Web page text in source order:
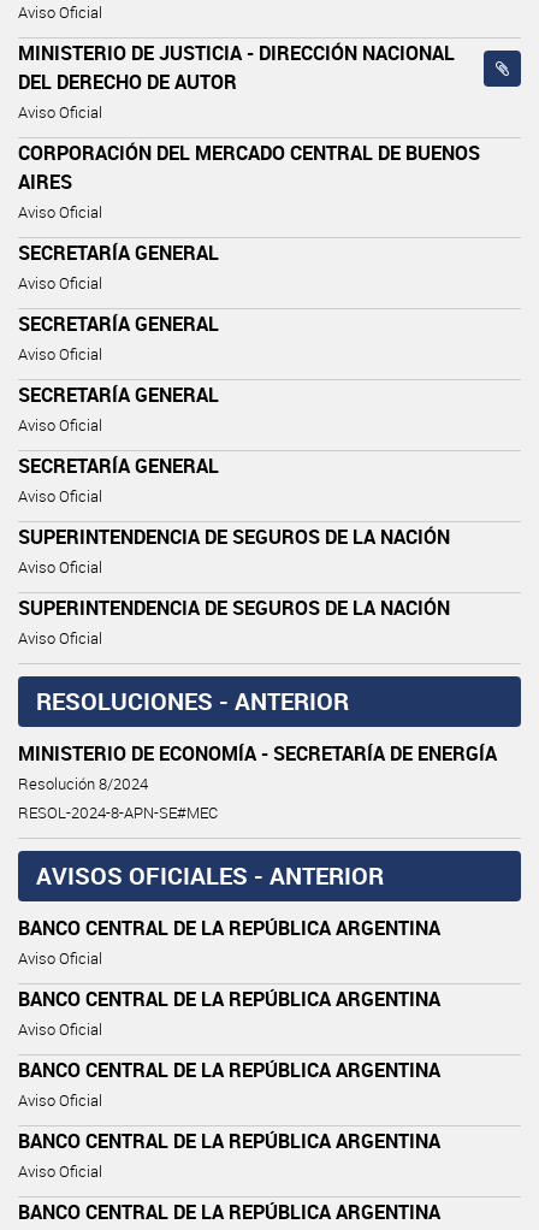
Aviso Oficial
MINISTERIO DE JUSTICIA - DIRECCIÓN NACIONAL
DEL DERECHO DE AUTOR
Aviso Oficial
CORPORACIÓN DEL MERCADO CENTRAL DE BUENOS
AIRES
Aviso Oficial
SECRETARÍA GENERAL
Aviso Oficial
SECRETARÍA GENERAL
Aviso Oficial
SECRETARÍA GENERAL
Aviso Oficial
SECRETARÍA GENERAL
Aviso Oficial
SUPERINTENDENCIA DE SEGUROS DE LA NACIÓN
Aviso Oficial
SUPERINTENDENCIA DE SEGUROS DE LA NACIÓN
Aviso Oficial
RESOLUCIONES - ANTERIOR
MINISTERIO DE ECONOMÍA - SECRETARÍA DE ENERGÍA
Resolución 8/2024
RESOL-2024-8-APN-SE#MEC
AVISOS OFICIALES - ANTERIOR
BANCO CENTRAL DE LA REPÚBLICA ARGENTINA
Aviso Oficial
BANCO CENTRAL DE LA REPÚBLICA ARGENTINA
Aviso Oficial
BANCO CENTRAL DE LA REPÚBLICA ARGENTINA
Aviso Oficial
BANCO CENTRAL DE LA REPÚBLICA ARGENTINA
Aviso Oficial
BANCO CENTRAL DE LA REPÚBLICA ARGENTINA